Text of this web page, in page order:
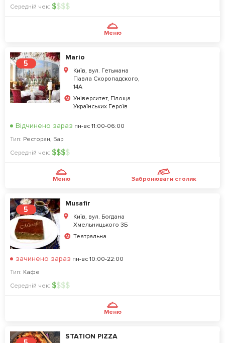
Середній чек: $$$$
Меню
5
Mario
Київ, вул. Гетьмана
Павла Скоропадского,
14А
Університет, Площа
Українських Героїв
Відчинено зараз пн-вс 11:00-06:00
Тип: Ресторан, Бар
Середній чек: $$$$
Меню Забронювати столик
5
Musafir
Київ, вул. Богдана
Хмельницького 3Б
Театральна
зачинено зараз пн-вс 10:00-22:00
Тип: Кафе
Середній чек: $$$$
Меню
STATION PIZZA